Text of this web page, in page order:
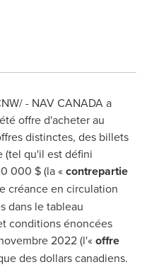
- NAV CANADA a
offre d'acheter au
distinctes, des billets
(tel qu'il est défini
000 $ (la «contrepartie
créance en circulation
dans le tableau
conditions énoncées
2022 (l'«offre
des dollars canadiens.